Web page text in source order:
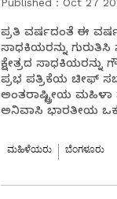
Published : Oct 27
ಪ್ರತಿ ವರ್ಷದಂತೆ ಈ
ಸಾಧಕಿಯರನ್ನು
ಕ್ಷೇತ್ರದ
ಪ್ರಭ ಪತ್ರಿಕೆಯ ಚೀಫ್
ಅಂತರಾಷ್ಟ್ರೀಯ ಮಹಿಳಾ
ಅನಿವಾಸಿ ಭಾರತೀಯ
ಮಹಿಳೆಯರು ಬೆಂಗಳೂರು